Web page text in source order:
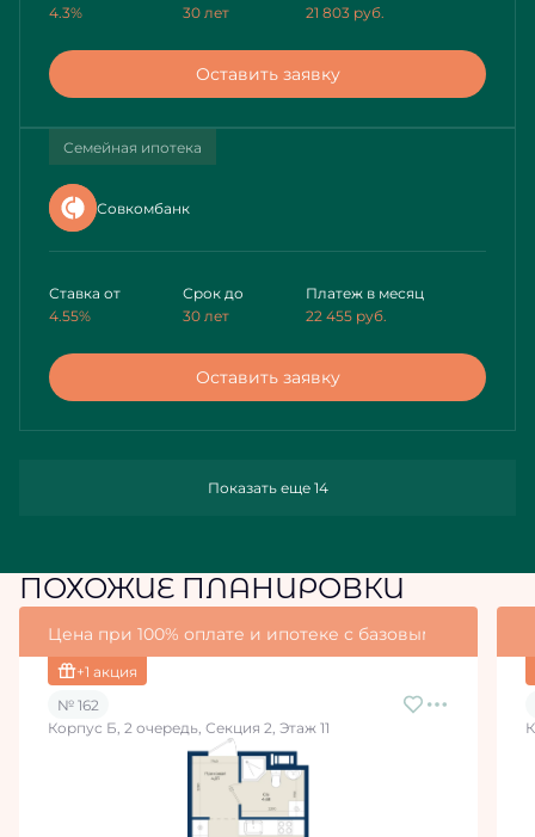
4.3%
30 лет
21 803 руб.
Оставить заявку
Семейная ипотека
Совкомбанк
Ставка от
4.55%
Срок до
30 лет
Платеж в месяц
22 455 руб.
Оставить заявку
Показать еще 14
ПОХОЖИЕ ПЛАНИРОВКИ
Цена при 100% оплате и ипотеке с базовыми
+1 акция
№ 162
Корпус Б, 2 очередь, Секция 2, Этаж 11